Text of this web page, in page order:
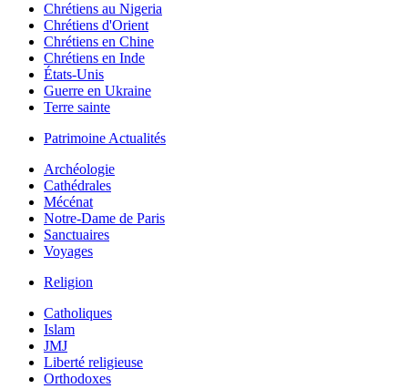
Chrétiens au Nigeria
Chrétiens d'Orient
Chrétiens en Chine
Chrétiens en Inde
États-Unis
Guerre en Ukraine
Terre sainte
Patrimoine Actualités
Archéologie
Cathédrales
Mécénat
Notre-Dame de Paris
Sanctuaires
Voyages
Religion
Catholiques
Islam
JMJ
Liberté religieuse
Orthodoxes